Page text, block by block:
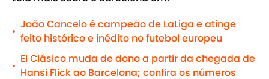
•
João Cancelo é campeão de LaLiga e atinge
feito histórico e inédito no futebol europeu
•
El Clásico muda de dono a partir da chegada de
Hansi Flick ao Barcelona; confira os números